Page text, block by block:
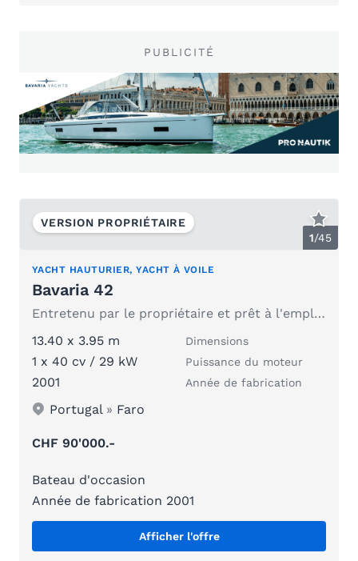
PUBLICITÉ
1/45
VERSION PROPRIÉTAIRE
YACHT HAUTURIER, YACHT À VOILE
Bavaria 42
Entretenu par le propriétaire et prêt à l'emploi : aucun retard d'entretien
13.40 x 3.95 m
Dimensions
1 x 40 cv / 29 kW Puissance du moteur
2001 Année de fabrication
Portugal» Faro
CHF 90'000.-
Bateau d'occasion
Année de fabrication 2001
Afficher l'offre